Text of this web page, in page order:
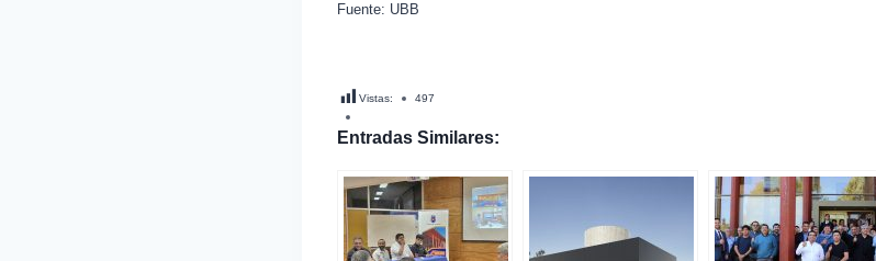
Fuente: UBB
Vistas: 497
Entradas Similares: